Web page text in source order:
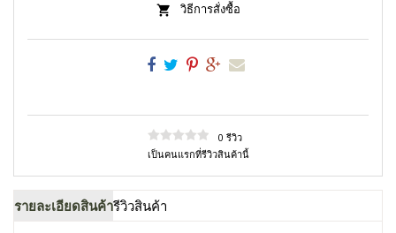
วิธีการสั่งซื้อ
0 รีวิว
เป็นคนแรกที่รีวิวสินค้านี้
รายละเอียดสินค้ารีวิวสินค้า